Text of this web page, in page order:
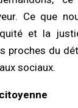
Ce que
et la
proches du
sociaux.
citoyenne